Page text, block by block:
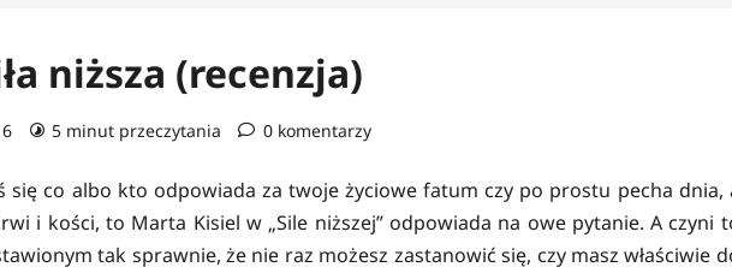
niższa (recenzja)
5 minut przeczytania 0 komentarzy
się co albo kto odpowiada za twoje życiowe fatum czy po prostu pecha dnia,
i kości, to Marta Kisiel w „Sile niższej” odpowiada na owe pytanie. A czyni
tak sprawnie, że nie raz możesz zastanowić się, czy masz właściwie